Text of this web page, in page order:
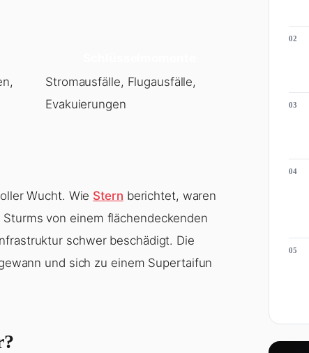
Stromausfälle, Flugausfälle,
Evakuierungen
Wucht. Wie Stern berichtet, waren
von einem flächendeckenden
schwer beschädigt. Die
und sich zu einem Supertaifun
02
03
04
05